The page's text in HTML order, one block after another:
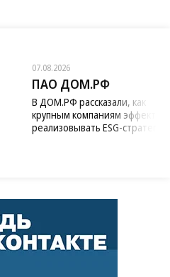
07.08.2026
ПАО ДОМ.РФ
В ДОМ.РФ рассказали, как
крупным компаниям
реализовывать ESG-стратегию